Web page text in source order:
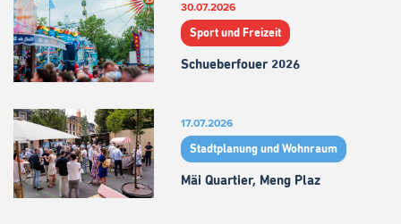
30.07.2026
Sport und Freizeit
Schueberfouer 2026
17.07.2026
Stadtplanung und Wohnraum
Mäi Quartier, Meng Plaz